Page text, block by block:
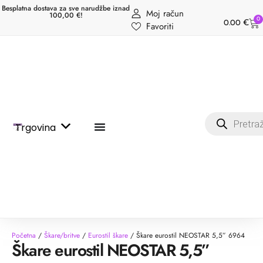
Besplatna dostava za sve narudžbe iznad
100,00 €!
Moj račun
Favoriti
0.00 € 0
Trgovina
Početna / Škare/britve / Eurostil škare / Škare eurostil NEOSTAR 5,5” 6964
Škare eurostil NEOSTAR 5,5”